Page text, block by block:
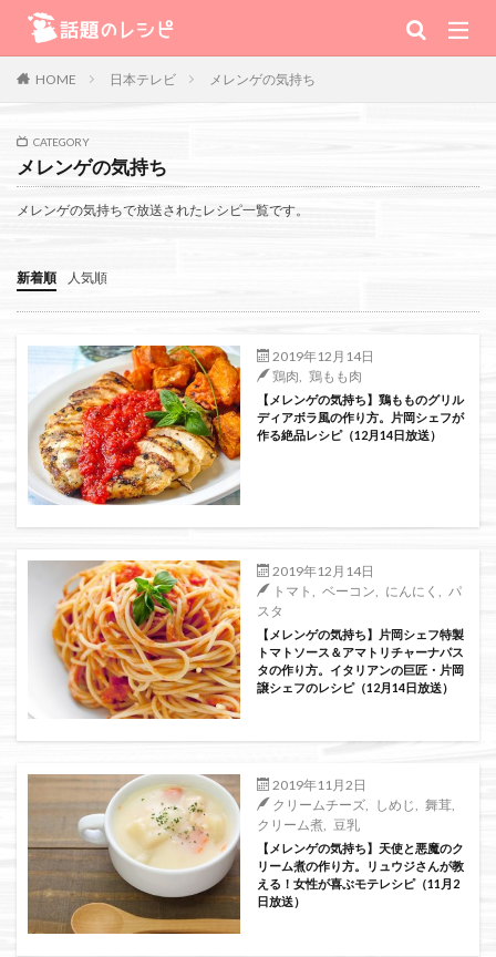
HOME 日本テレビ メレンゲの気持ち
CATEGORY
メレンゲの気持ち
メレンゲの気持ちで放送されたレシピ一覧です。
新着順 人気順
2019年12月14日
鶏肉
鶏もも肉
【メレンゲの気持ち】鶏もものグリル
ディアボラ風の作り方。片岡シェフが
作る絶品レシピ（12月14日放送）
2019年12月14日
トマト
ベーコン にんにく
パ
スタ
【メレンゲの気持ち】片岡シェフ特製
トマトソース＆アマトリチャーナパス
タの作り方。イタリアンの巨匠・片岡
譲シェフのレシピ（12月14日放送）
2019年11月2日
クリームチーズ
しめじ 舞茸
クリーム煮, 豆乳
【メレンゲの気持ち】天使と悪魔のク
リーム煮の作り方。リュウジさんが教
える！女性が喜ぶモテレシピ（11月2
日放送）
キーワード
肉
TV番組
Warning: Use of undefined constant 番組 - assumed '番組' (this will
throw an Error in a future version of PHP) in
/home/xs111inc/wadai.info/public_html/wp-content/themes/the-
thor-child/searchform-refine.php on line 41
絞り込み検索